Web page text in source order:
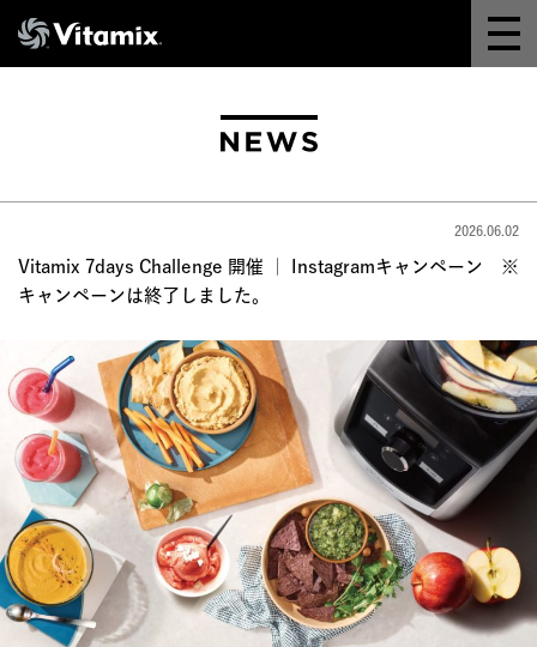
オンラインストア
よくある質問
製品情報
JOURNAL
レビュー
2026.06.02
Vitamix 7days Challenge 開催 ｜ Instagramキャンペーン ※
キャンペーンは終了しました。